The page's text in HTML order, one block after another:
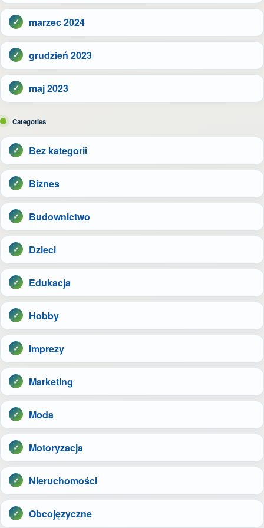
marzec 2024
grudzień 2023
maj 2023
Categories
Bez kategorii
Biznes
Budownictwo
Dzieci
Edukacja
Hobby
Imprezy
Marketing
Moda
Motoryzacja
Nieruchomości
Obcojęzyczne